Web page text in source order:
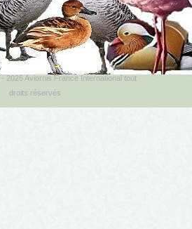
2026 Aviornis France International tout
droits réservés